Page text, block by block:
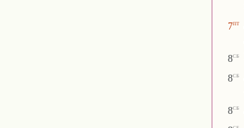
7пт
8сб
8сб
8сб